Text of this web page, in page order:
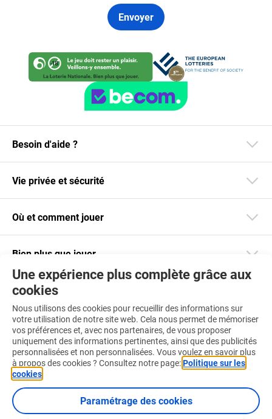
Envoyer
Une expérience plus complète grâce aux
cookies
Nous utilisons des cookies pour recueillir des informations sur
votre utilisation de notre site web. Cela nous permet de mémoriser
vos préférences et, avec nos partenaires, de vous proposer
uniquement des informations pertinentes, ainsi que des publicités
personnalisées et non personnalisées. Vous voulez en savoir plus
à propos des cookies ? Consultez notre page:Politique sur les
cookies
Paramétrage des cookies
Besoin d'aide ?
Vie privée et sécurité
Où et comment jouer
Bien plus que jouer
Téléchargez notre app